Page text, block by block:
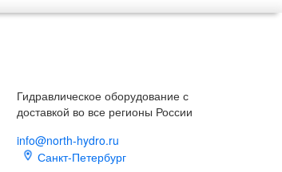
Гидравлическое оборудование с
доставкой во все регионы России
info@north-hydro.ru
Санкт-Петербург